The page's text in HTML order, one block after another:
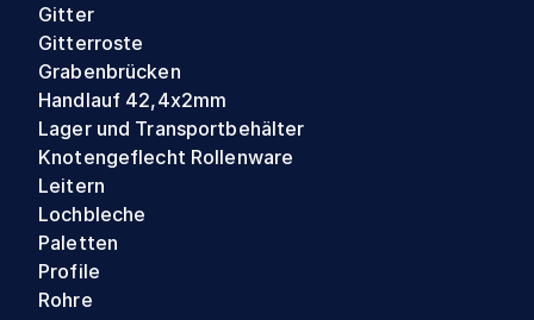
Gitter
Gitterroste
Grabenbrücken
Handlauf 42,4x2mm
Lager und Transportbehälter
Knotengeflecht Rollenware
Leitern
Lochbleche
Paletten
Profile
Rohre